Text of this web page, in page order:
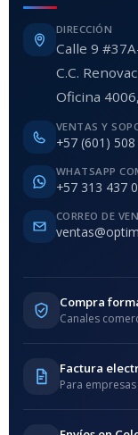
DIRECCIÓN
Calle 9
C.C.
Oficina
VENTAS Y
+57 (601)
WHATSAPP
+57 313 437
CORREO DE
Compra
Canales
Factura
Para